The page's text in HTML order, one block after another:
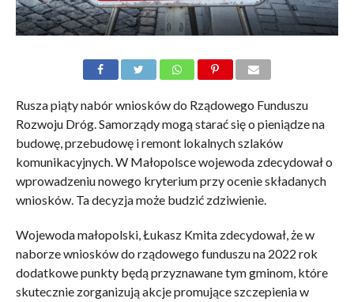
Rusza piąty nabór wniosków do Rządowego Funduszu
Rozwoju Dróg. Samorządy mogą starać się o pieniądze na
budowę, przebudowę i remont lokalnych szlaków
komunikacyjnych. W Małopolsce wojewoda zdecydował o
wprowadzeniu nowego kryterium przy ocenie składanych
wniosków. Ta decyzja może budzić zdziwienie.
Wojewoda małopolski, Łukasz Kmita zdecydował, że w
naborze wniosków do rządowego funduszu na 2022 rok
dodatkowe punkty będą przyznawane tym gminom, które
skutecznie zorganizują akcje promujące szczepienia w